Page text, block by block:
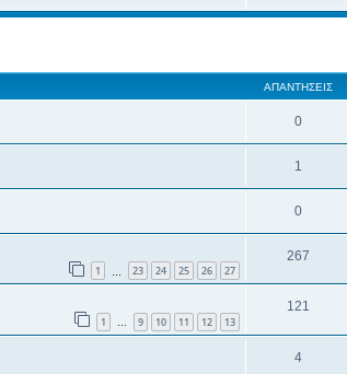
ΑΠΑΝΤΉΣΕΙΣ
0
1
0
1 23 24 25 26 27
267
1 … 9 10 11 12 13
121
4